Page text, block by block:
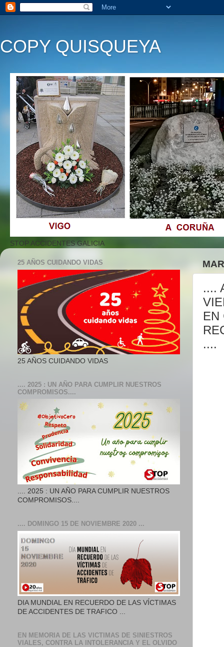
COPY QUISQUEYA
STOP ACCIDENTES GALICIA
....
EN
....
25 AÑOS CUIDANDO VIDAS
25 AÑOS CUIDANDO VIDAS
.... 2025 : UN AÑO PARA CUMPLIR NUESTROS
COMPROMISOS....
.... 2025 : UN AÑO PARA CUMPLIR NUESTROS
COMPROMISOS....
.... DOMINGO 15 DE NOVIEMBRE 2020 ...
DIA MUNDIAL EN RECUERDO DE LAS VÍCTIMAS
DE ACCIDENTES DE TRAFICO ...
EN MEMORIA DE LAS VICTIMAS DE SINIESTROS
VIALES, CONTRA LA INTOLERANCIA Y EL OLVIDO